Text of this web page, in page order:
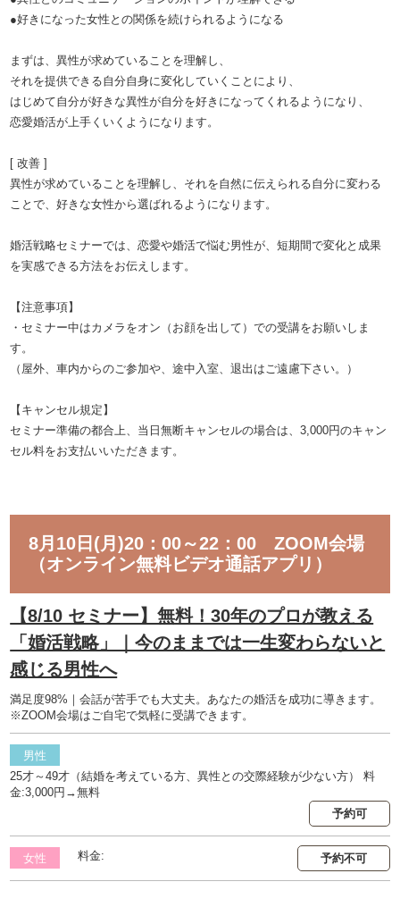
●好きになった女性との関係を続けられるようになる
まずは、異性が求めていることを理解し、
それを提供できる自分自身に変化していくことにより、
はじめて自分が好きな異性が自分を好きになってくれるようになり、
恋愛婚活が上手くいくようになります。
[ 改善 ]
異性が求めていることを理解し、それを自然に伝えられる自分に変わる
ことで、好きな女性から選ばれるようになります。
婚活戦略セミナーでは、恋愛や婚活で悩む男性が、短期間で変化と成果
を実感できる方法をお伝えします。
【注意事項】
・セミナー中はカメラをオン（お顔を出して）での受講をお願いしま
す。
（屋外、車内からのご参加や、途中入室、退出はご遠慮下さい。）
【キャンセル規定】
セミナー準備の都合上、当日無断キャンセルの場合は、3,000円のキャン
セル料をお支払いいただきます。
8月10日(月)20：00～22：00 ZOOM会場
（オンライン無料ビデオ通話アプリ）
【8/10 セミナー】無料！30年のプロが教える
「婚活戦略」｜今のままでは一生変わらないと
感じる男性へ
満足度98%｜会話が苦手でも大丈夫。あなたの婚活を成功に導きます。
※ZOOM会場はご自宅で気軽に受講できます。
男性
25才～49才（結婚を考えている方、異性との交際経験が少ない方） 料
金:3,000円→無料
予約可
女性 料金: 予約不可